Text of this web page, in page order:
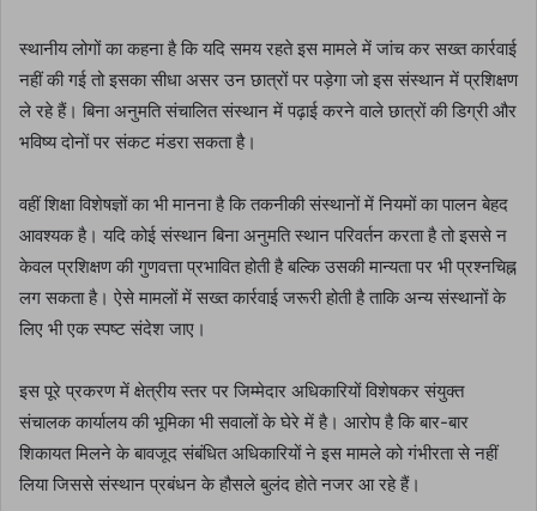
स्थानीय लोगों का कहना है कि यदि समय रहते इस मामले में जांच कर सख्त कार्रवाई
नहीं की गई तो इसका सीधा असर उन छात्रों पर पड़ेगा जो इस संस्थान में प्रशिक्षण
ले रहे हैं। बिना अनुमति संचालित संस्थान में पढ़ाई करने वाले छात्रों की डिग्री और
भविष्य दोनों पर संकट मंडरा सकता है।
वहीं शिक्षा विशेषज्ञों का भी मानना है कि तकनीकी संस्थानों में नियमों का पालन बेहद
आवश्यक है। यदि कोई संस्थान बिना अनुमति स्थान परिवर्तन करता है तो इससे न
केवल प्रशिक्षण की गुणवत्ता प्रभावित होती है बल्कि उसकी मान्यता पर भी प्रश्नचिह्न
लग सकता है। ऐसे मामलों में सख्त कार्रवाई जरूरी होती है ताकि अन्य संस्थानों के
लिए भी एक स्पष्ट संदेश जाए।
इस पूरे प्रकरण में क्षेत्रीय स्तर पर जिम्मेदार अधिकारियों विशेषकर संयुक्त
संचालक कार्यालय की भूमिका भी सवालों के घेरे में है। आरोप है कि बार-बार
शिकायत मिलने के बावजूद संबंधित अधिकारियों ने इस मामले को गंभीरता से नहीं
लिया जिससे संस्थान प्रबंधन के हौसले बुलंद होते नजर आ रहे हैं।